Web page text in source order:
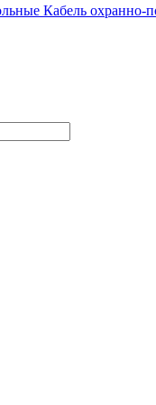
Кабель охранно-